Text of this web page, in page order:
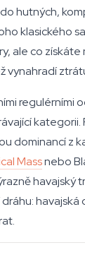
hutných,
klasického
ale co získáte
vynahradí
regulérními
kategorii.
dominancí z
Massnebo
havajský
havajská